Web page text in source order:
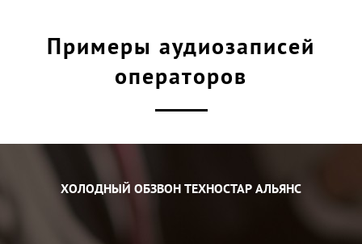
Примеры аудиозаписей
операторов
ХОЛОДНЫЙ ОБЗВОН ТЕХНОСТАР АЛЬЯНС